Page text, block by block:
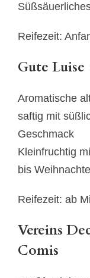
Reifezeit:
Gute Luise
Aromatische
saftig mit
Geschmack
Kleinfruchtig
bis
Reifezeit: ab
Vereins
Comis